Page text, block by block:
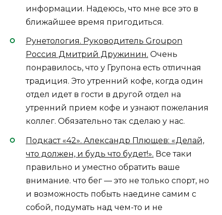
информации. Надеюсь, что мне все это в
ближайшее время пригодиться.
Рунетология. Руководитель Groupon
Россия Дмитрий Дружинин. Очень
понравилось, что у Групона есть отличная
традиция. Это утренний кофе, когда один
отдел идет в гости в другой отдел на
утренний прием кофе и узнают пожелания
коллег. Обязательно так сделаю у нас.
Подкаст «42». Александр Плющев: «Делай,
что должен, и будь что будет!». Все таки
правильно и уместно обратить ваше
внимание. что бег — это не только спорт, но
и возможность побыть наедине самим с
собой, подумать над чем-то и не